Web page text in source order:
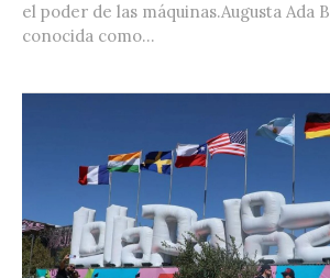
el poder de las máquinas.Augusta Ada
conocida como...